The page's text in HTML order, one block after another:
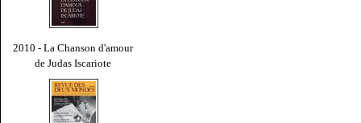
2010 - La Chanson d'amour
de Judas Iscariote